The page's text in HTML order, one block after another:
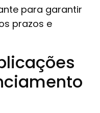
para garantir
prazos e